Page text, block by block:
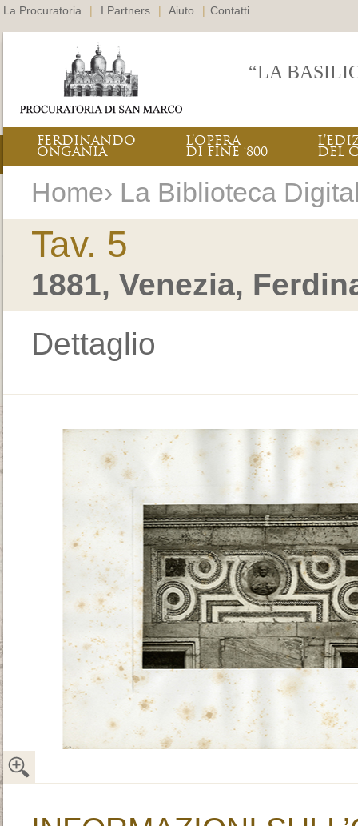
La Procuratoria | I Partners | Aiuto | Contatti
“LA
FERDINANDO
ONGANIA
L’OPERA
DI FINE ‘800 DEL
Home› La Biblioteca
Tav. 5
1881, Venezia,
Dettaglio